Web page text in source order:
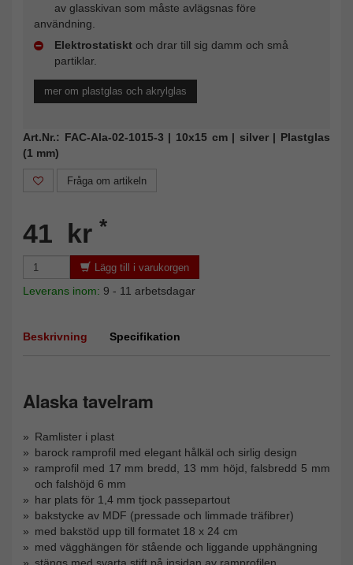
av glasskivan som måste avlägsnas före
användning.
Elektrostatiskt och drar till sig damm och små
partiklar.
mer om plastglas och akrylglas
Art.Nr.: FAC-Ala-02-1015-3 | 10x15 cm | silver | Plastglas
(1 mm)
Fråga om artikeln
41 kr *
Lägg till i varukorgen
Leverans inom: 9 - 11 arbetsdagar
Beskrivning Specifikation
Alaska tavelram
Ramlister i plast
barock ramprofil med elegant hålkäl och sirlig design
ramprofil med 17 mm bredd, 13 mm höjd, falsbredd 5 mm
och falshöjd 6 mm
har plats för 1,4 mm tjock passepartout
bakstycke av MDF (pressade och limmade träfibrer)
med bakstöd upp till formatet 18 x 24 cm
med vägghängen för stående och liggande upphängning
stängs med svarta stift på insidan av ramprofilen